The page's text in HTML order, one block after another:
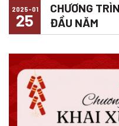
2025-01
25
CHƯƠNG
ĐẦU NĂM